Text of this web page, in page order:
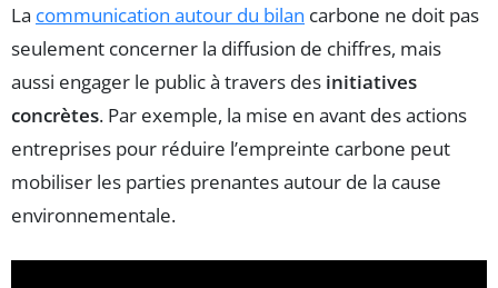
La communication autour du bilan carbone ne doit pas
seulement concerner la diffusion de chiffres, mais
aussi engager le public à travers des initiatives
concrètes. Par exemple, la mise en avant des actions
entreprises pour réduire l’empreinte carbone peut
mobiliser les parties prenantes autour de la cause
environnementale.